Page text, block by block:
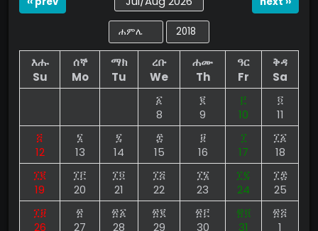
እሑ
Su
ሰኞ
Mo
ማክ
Tu
ረቡ
We
ሐሙ
Th
ዓር
Fr
ቅዳ
Sa
፩
8
፪
9
፫
10
፬
11
፭
12
፮
13
፯
14
፰
15
፱
16
፲
17
፲፩
18
፲፪
19
፲፫
20
፲፬
21
፲፭
22
፲፮
23
፲፯
24
፲፰
25
፲፱
26
፳
27
፳፩
28
፳፪
29
፳፫
30
፳፬
31
፳፭
1